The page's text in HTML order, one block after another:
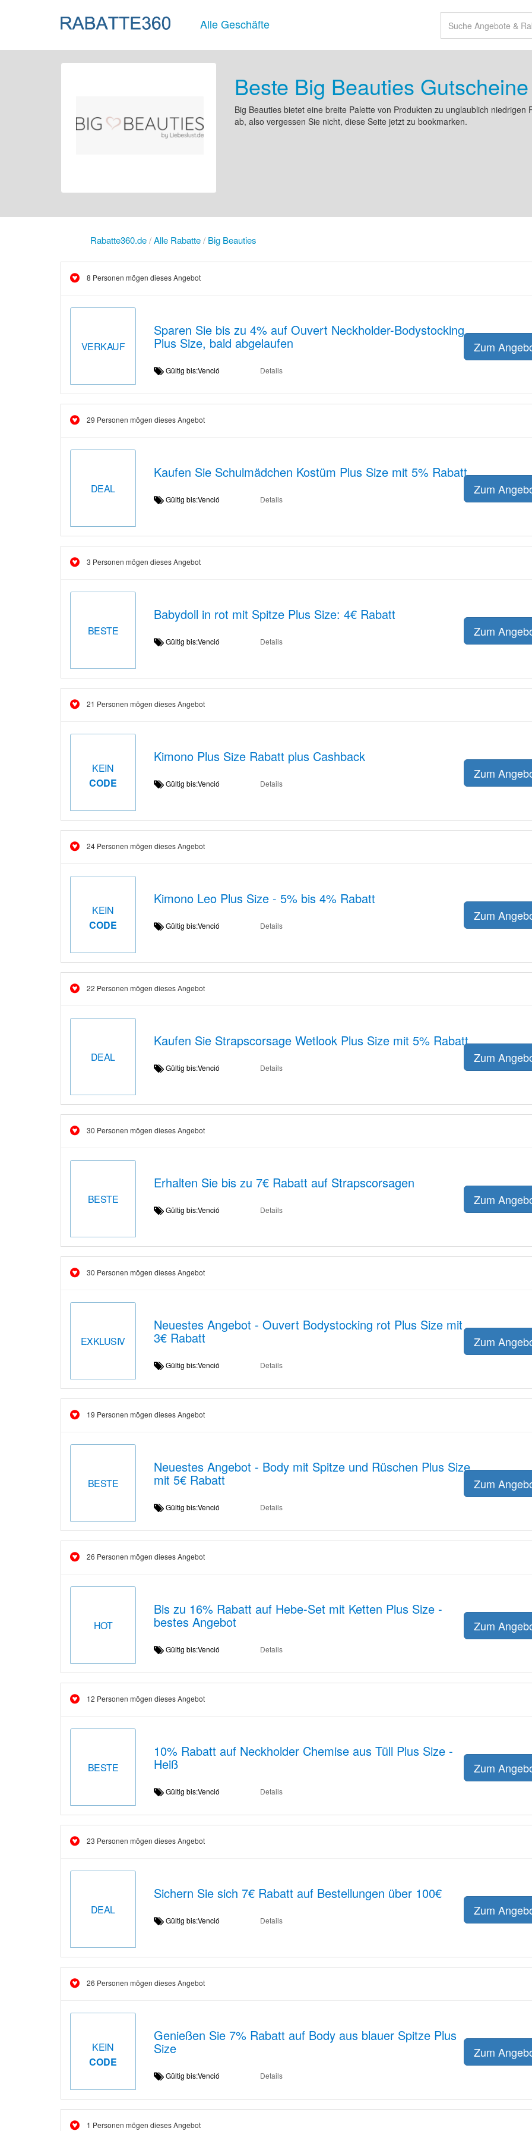
Alle Geschäfte
Beste Big Beauties Gutscheine
Big Beauties bietet eine breite Palette von Produkten zu unglaublich
ab, also vergessen Sie nicht, diese Seite jetzt zu bookmarken.
Rabatte360.de/Alle Rabatte/ Big Beauties
8 Personen mögen dieses Angebot
VERKAUF
Sparen Sie bis zu 4% auf Ouvert Neckholder-Bodystocking
Plus Size, bald abgelaufen
Gültig bis:Venció Details
Zum
29 Personen mögen dieses Angebot
DEAL
Kaufen Sie Schulmädchen Kostüm Plus Size mit 5% Rabatt
Gültig bis:Venció Details
Zum
3 Personen mögen dieses Angebot
BESTE
Babydoll in rot mit Spitze Plus Size: 4€ Rabatt
Gültig bis:Venció Details
Zum
21 Personen mögen dieses Angebot
KEIN
CODE
Kimono Plus Size Rabatt plus Cashback
Gültig bis:Venció Details
Zum
24 Personen mögen dieses Angebot
KEIN
CODE
Kimono Leo Plus Size - 5% bis 4% Rabatt
Gültig bis:Venció Details
Zum
22 Personen mögen dieses Angebot
DEAL
Kaufen Sie Strapscorsage Wetlook Plus Size mit 5% Rabatt
Gültig bis:Venció Details
Zum
30 Personen mögen dieses Angebot
BESTE
Erhalten Sie bis zu 7€ Rabatt auf Strapscorsagen
Gültig bis:Venció Details
Zum
30 Personen mögen dieses Angebot
EXKLUSIV
Neuestes Angebot - Ouvert Bodystocking rot Plus Size mit
3€ Rabatt
Gültig bis:Venció Details
Zum
19 Personen mögen dieses Angebot
BESTE
Neuestes Angebot - Body mit Spitze und Rüschen Plus Size
mit 5€ Rabatt
Gültig bis:Venció Details
Zum
26 Personen mögen dieses Angebot
HOT
Bis zu 16% Rabatt auf Hebe-Set mit Ketten Plus Size -
bestes Angebot
Gültig bis:Venció Details
Zum
12 Personen mögen dieses Angebot
BESTE
10% Rabatt auf Neckholder Chemise aus Tüll Plus Size -
Heiß
Gültig bis:Venció Details
Zum
23 Personen mögen dieses Angebot
DEAL
Sichern Sie sich 7€ Rabatt auf Bestellungen über 100€
Gültig bis:Venció Details
Zum
26 Personen mögen dieses Angebot
KEIN
CODE
Genießen Sie 7% Rabatt auf Body aus blauer Spitze Plus
Size
Gültig bis:Venció Details
Zum
1 Personen mögen dieses Angebot